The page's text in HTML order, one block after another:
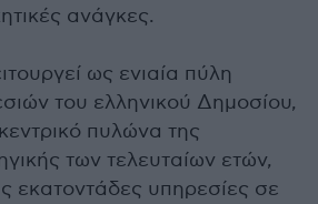
ανάγκες.
ως ενιαία πύλη
του ελληνικού Δημοσίου,
πυλώνα της
των τελευταίων ετών,
εκατοντάδες υπηρεσίες σε